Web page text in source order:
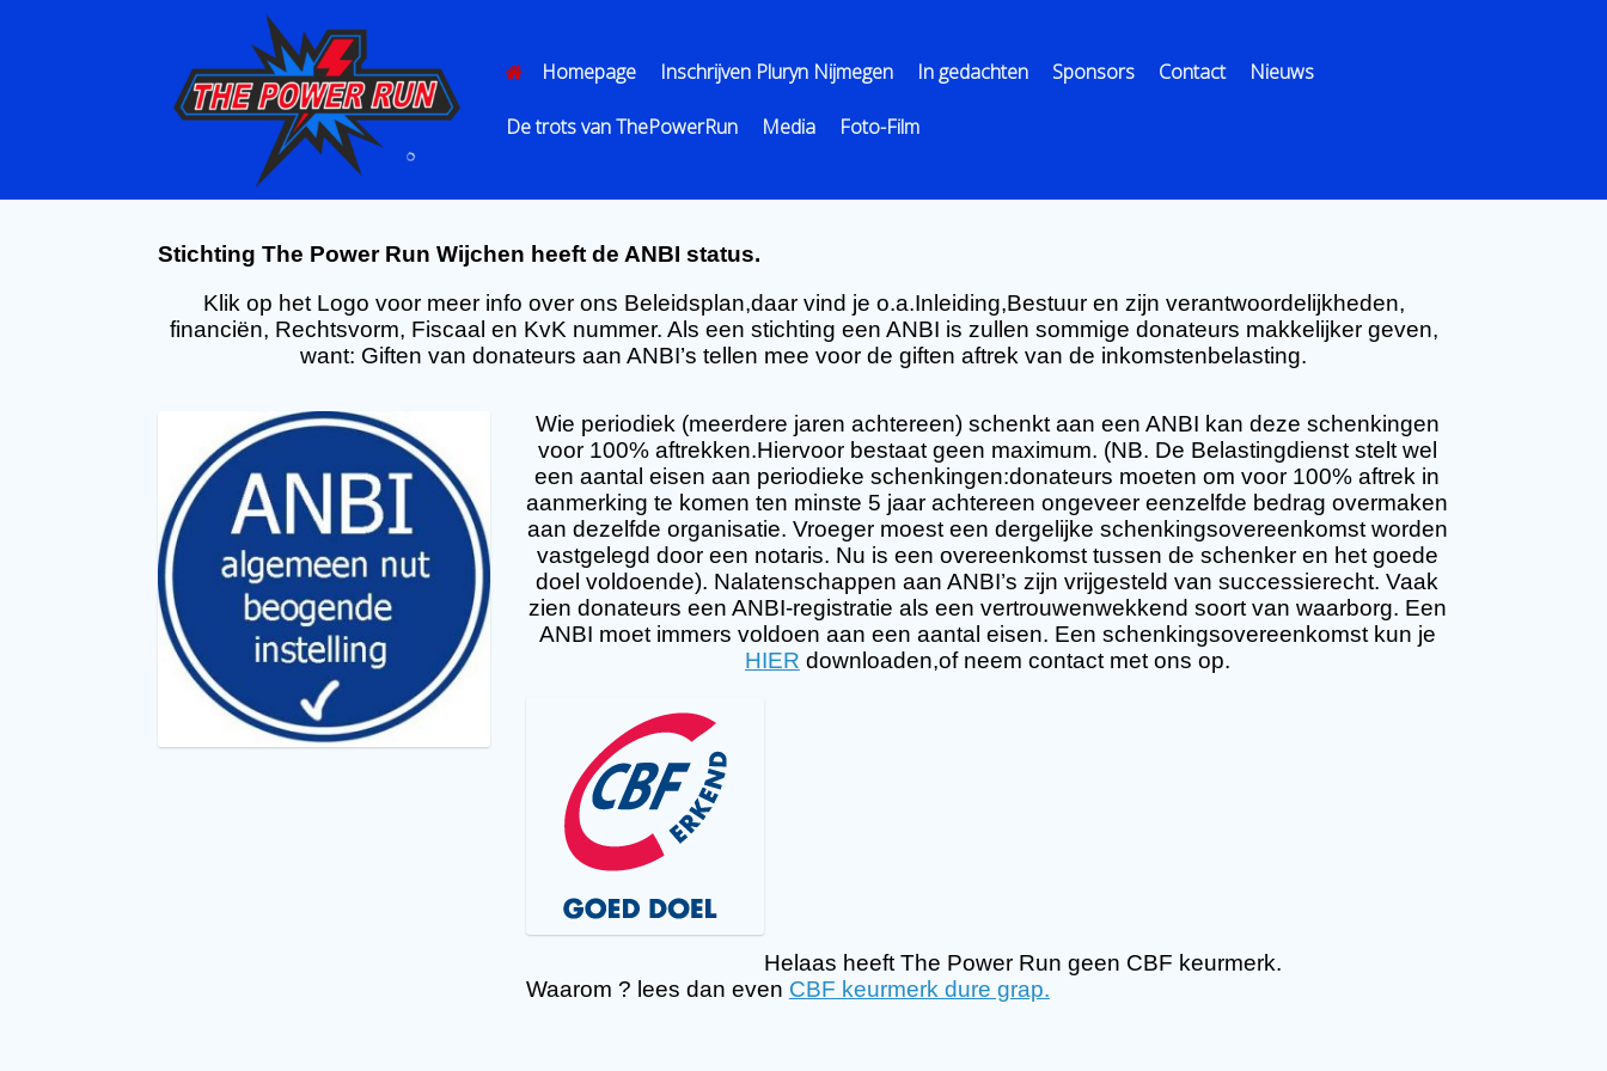
Homepage Inschrijven Pluryn Nijmegen In gedachten Sponsors Contact Nieuws
De trots van ThePowerRun Media Foto-Film
Stichting The Power Run Wijchen heeft de ANBI status.
Klik op het Logo voor meer info over ons Beleidsplan,daar vind je o.a.Inleiding,Bestuur en zijn verantwoordelijkheden,
financiën, Rechtsvorm, Fiscaal en KvK nummer. Als een stichting een ANBI is zullen sommige donateurs makkelijker geven,
want: Giften van donateurs aan ANBI’s tellen mee voor de giften aftrek van de inkomstenbelasting.
Wie periodiek (meerdere jaren achtereen) schenkt aan een ANBI kan deze schenkingen
voor 100% aftrekken.Hiervoor bestaat geen maximum. (NB. De Belastingdienst stelt wel
een aantal eisen aan periodieke schenkingen:donateurs moeten om voor 100% aftrek in
aanmerking te komen ten minste 5 jaar achtereen ongeveer eenzelfde bedrag overmaken
aan dezelfde organisatie. Vroeger moest een dergelijke schenkingsovereenkomst worden
vastgelegd door een notaris. Nu is een overeenkomst tussen de schenker en het goede
doel voldoende). Nalatenschappen aan ANBI’s zijn vrijgesteld van successierecht. Vaak
zien donateurs een ANBI-registratie als een vertrouwenwekkend soort van waarborg. Een
ANBI moet immers voldoen aan een aantal eisen. Een schenkingsovereenkomst kun je
HIER downloaden,of neem contact met ons op.
Helaas heeft The Power Run geen CBF keurmerk.
Waarom ? lees dan even CBF keurmerk dure grap.